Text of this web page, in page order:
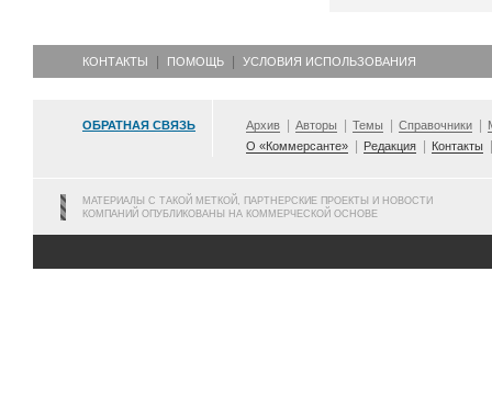
КОНТАКТЫ ПОМОЩЬ УСЛОВИЯ ИСПОЛЬЗОВАНИЯ
ОБРАТНАЯ СВЯЗЬ Архив Авторы Темы Справочники
О «Коммерсанте»
Редакция Контакты
МАТЕРИАЛЫ С ТАКОЙ МЕТКОЙ, ПАРТНЕРСКИЕ ПРОЕКТЫ И НОВОСТИ
КОМПАНИЙ ОПУБЛИКОВАНЫ НА КОММЕРЧЕСКОЙ ОСНОВЕ